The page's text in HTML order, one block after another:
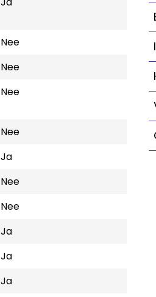
Nee
Nee
Nee
Nee
Ja
Nee
Nee
Ja
Ja
Ja